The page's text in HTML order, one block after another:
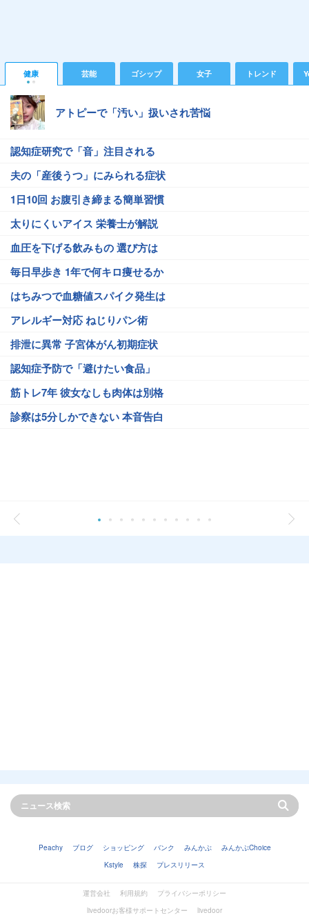
健康 芸能 ゴシップ 女子 トレンド
アトピーで「汚い」扱いされ苦悩
認知症研究で「音」注目される
夫の「産後うつ」にみられる症状
1日10回 お腹引き締まる簡単習慣
太りにくいアイス 栄養士が解説
血圧を下げる飲みもの 選び方は
毎日早歩き 1年で何キロ痩せるか
はちみつで血糖値スパイク発生は
アレルギー対応 ねじりパン術
排泄に異常 子宮体がん初期症状
認知症予防で「避けたい食品」
筋トレ7年 彼女なしも肉体は別格
診察は5分しかできない 本音告白
Peachy ブログ ショッピング バンク みんかぶ
みんかぶChoice
Kstyle
株探 プレスリリース
運営会社 利用規約
プライバシーポリシー
livedoorお客様サポートセンター
livedoor